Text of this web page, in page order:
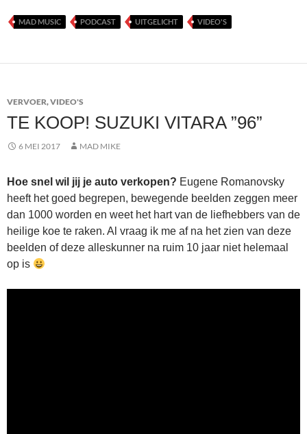
MAD MUSIC PODCAST UITGELICHT VIDEO'S
VERVOER,VIDEO'S
TE KOOP! SUZUKI VITARA ”96”
6 MEI 2017 MAD MIKE
Hoe snel wil jij je auto verkopen? Eugene Romanovsky
heeft het goed begrepen, bewegende beelden zeggen meer
dan 1000 worden en weet het hart van de liefhebbers van de
heilige koe te raken. Al vraag ik me af na het zien van deze
beelden of deze alleskunner na ruim 10 jaar niet helemaal
op is